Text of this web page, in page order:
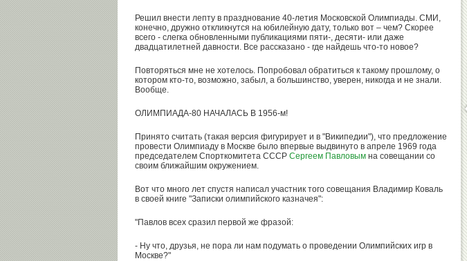
Решил внести лепту в празднование 40-летия Московской Олимпиады. СМИ,
конечно, дружно откликнутся на юбилейную дату, только вот – чем? Скорее
всего - слегка обновленными публикациями пяти-, десяти- или даже
двадцатилетней давности. Все рассказано - где найдешь что-то новое?
Повторяться мне не хотелось. Попробовал обратиться к такому прошлому, о
котором кто-то, возможно, забыл, а большинство, уверен, никогда и не знали.
Вообще.
ОЛИМПИАДА-80 НАЧАЛАСЬ В 1956-м!
Принято считать (такая версия фигурирует и в "Википедии"), что предложение
провести Олимпиаду в Москве было впервые выдвинуто в апреле 1969 года
председателем Спорткомитета СССР Сергеем Павловым на совещании со
своим ближайшим окружением.
Вот что много лет спустя написал участник того совещания Владимир Коваль
в своей книге "Записки олимпийского казначея":
"Павлов всех сразил первой же фразой:
- Ну что, друзья, не пора ли нам подумать о проведении Олимпийских игр в
Москве?"